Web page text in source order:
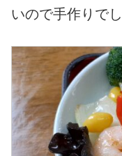
いので手作りで